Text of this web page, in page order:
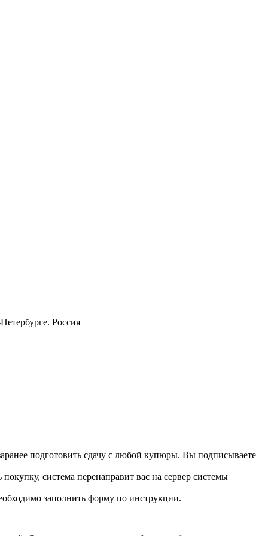
Россия
подготовить сдачу с любой купюры. Вы подписываете
система перенаправит вас на сервер системы
заполнить форму по инструкции.